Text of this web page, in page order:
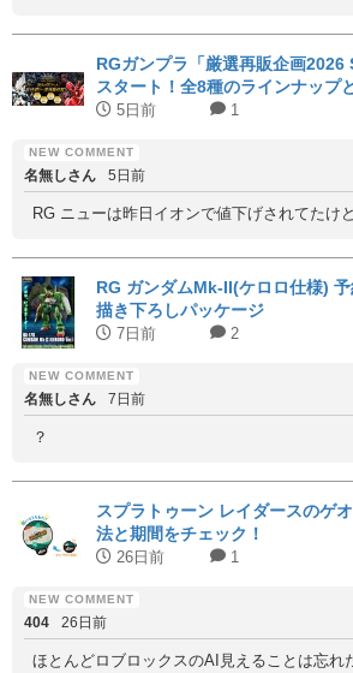
RGガンプラ「厳選再販企画2026
スタート！全8種のラインナップ
5日前 1
名無しさん 5日前
RG ニューは昨日イオンで値下げされてたけど
RG ガンダムMk-II(ケロロ仕様)
描き下ろしパッケージ
7日前 2
名無しさん 7日前
？
スプラトゥーン レイダースのゲ
法と期間をチェック！
26日前 1
404 26日前
ほとんどロブロックスのAI見えることは忘れ